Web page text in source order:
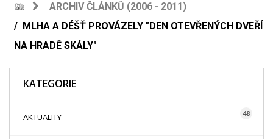
ARCHIV ČLÁNKŮ (2006 - 2011)
MLHA A DÉŠŤ PROVÁZELY "DEN OTEVŘENÝCH DVEŘÍ
NA HRADĚ SKÁLY"
KATEGORIE
AKTUALITY 48